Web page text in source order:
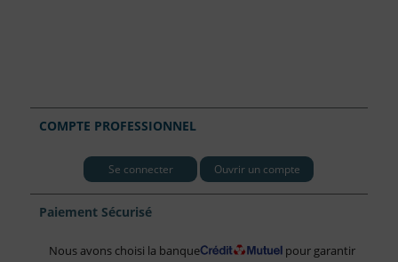
COMPTE PROFESSIONNEL
Se connecter Ouvrir un compte
Paiement Sécurisé
Nous avons choisi la banque
pour garantir